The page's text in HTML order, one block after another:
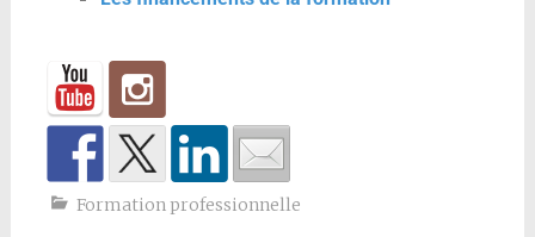
Formation professionnelle